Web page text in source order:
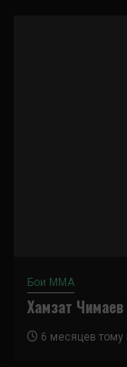
Бои ММА
Хамзат
6 месяцев тому